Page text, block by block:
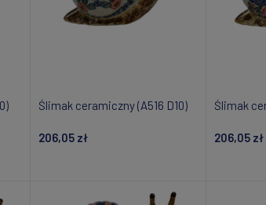
Ślimak ceramiczny (A516 D10)
206,05 zł
Ślimak
206,05 zł